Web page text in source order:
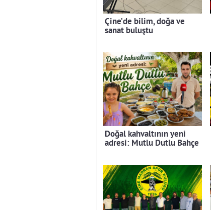
Çine’de bilim, doğa ve
sanat buluştu
Doğal kahvaltının yeni
adresi: Mutlu Dutlu Bahçe